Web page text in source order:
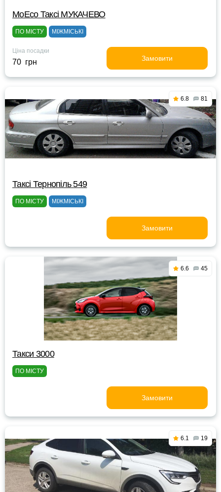
МоЕсо Таксі МУКАЧЕВО
ПО МІСТУ МІЖМІСЬКІ
Ціна посадки
70 грн Замовити
6.8 81
Таксі Тернопіль 549
ПО МІСТУ МІЖМІСЬКІ
Замовити
6.6 45
Такси 3000
ПО МІСТУ
Замовити
6.1 19